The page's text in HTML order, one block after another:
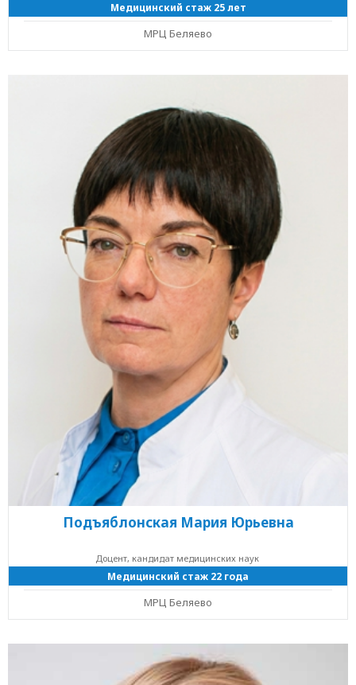
Медицинский стаж 25 лет
МРЦ Беляево
Подъяблонская Мария Юрьевна
Доцент, кандидат медицинских наук
Медицинский стаж 22 года
МРЦ Беляево